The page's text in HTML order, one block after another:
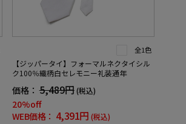
全1色
【ジッパータイ】フォーマルネクタイシル
ク100％織柄白セレモニー礼装通年
価格： 5,489円(税込)
20%off
WEB価格： 4,391円 (税込)